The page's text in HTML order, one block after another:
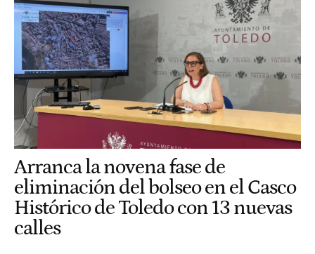
Arranca la novena fase de
eliminación del bolseo en el Casco
Histórico de Toledo con 13 nuevas
calles